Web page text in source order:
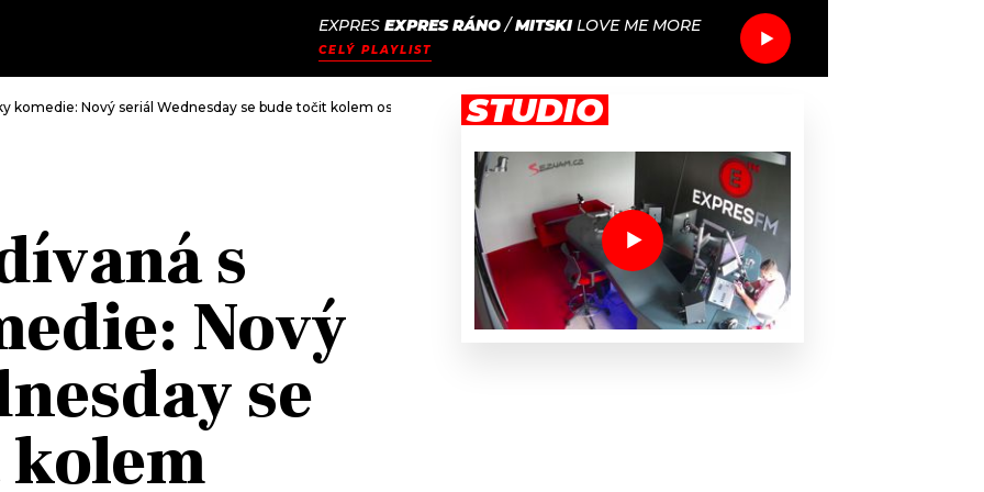
EXPRES EXPRES RÁNO/MITSKI LOVE ME MORE
CELÝ PLAYLIST
komedie: Nový seriál Wednesday se bude točit kolem osudů kultovní rodiny Addamsových, matku si zahraje Catherine Zeta-Jones
s
Nový
se
STUDIO